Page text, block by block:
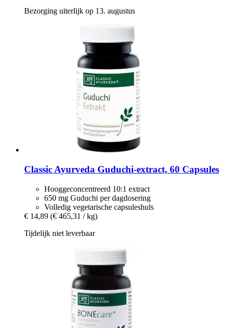
Bezorging uiterlijk op 13. augustus
Classic Ayurveda Guduchi-​extract, 60 Capsules
Hooggeconcentreerd 10:1 extract
650 mg Guduchi per dagdosering
Volledig vegetarische capsuleshuls
€ 14,89 (€ 465,31 / kg)
Tijdelijk niet leverbaar